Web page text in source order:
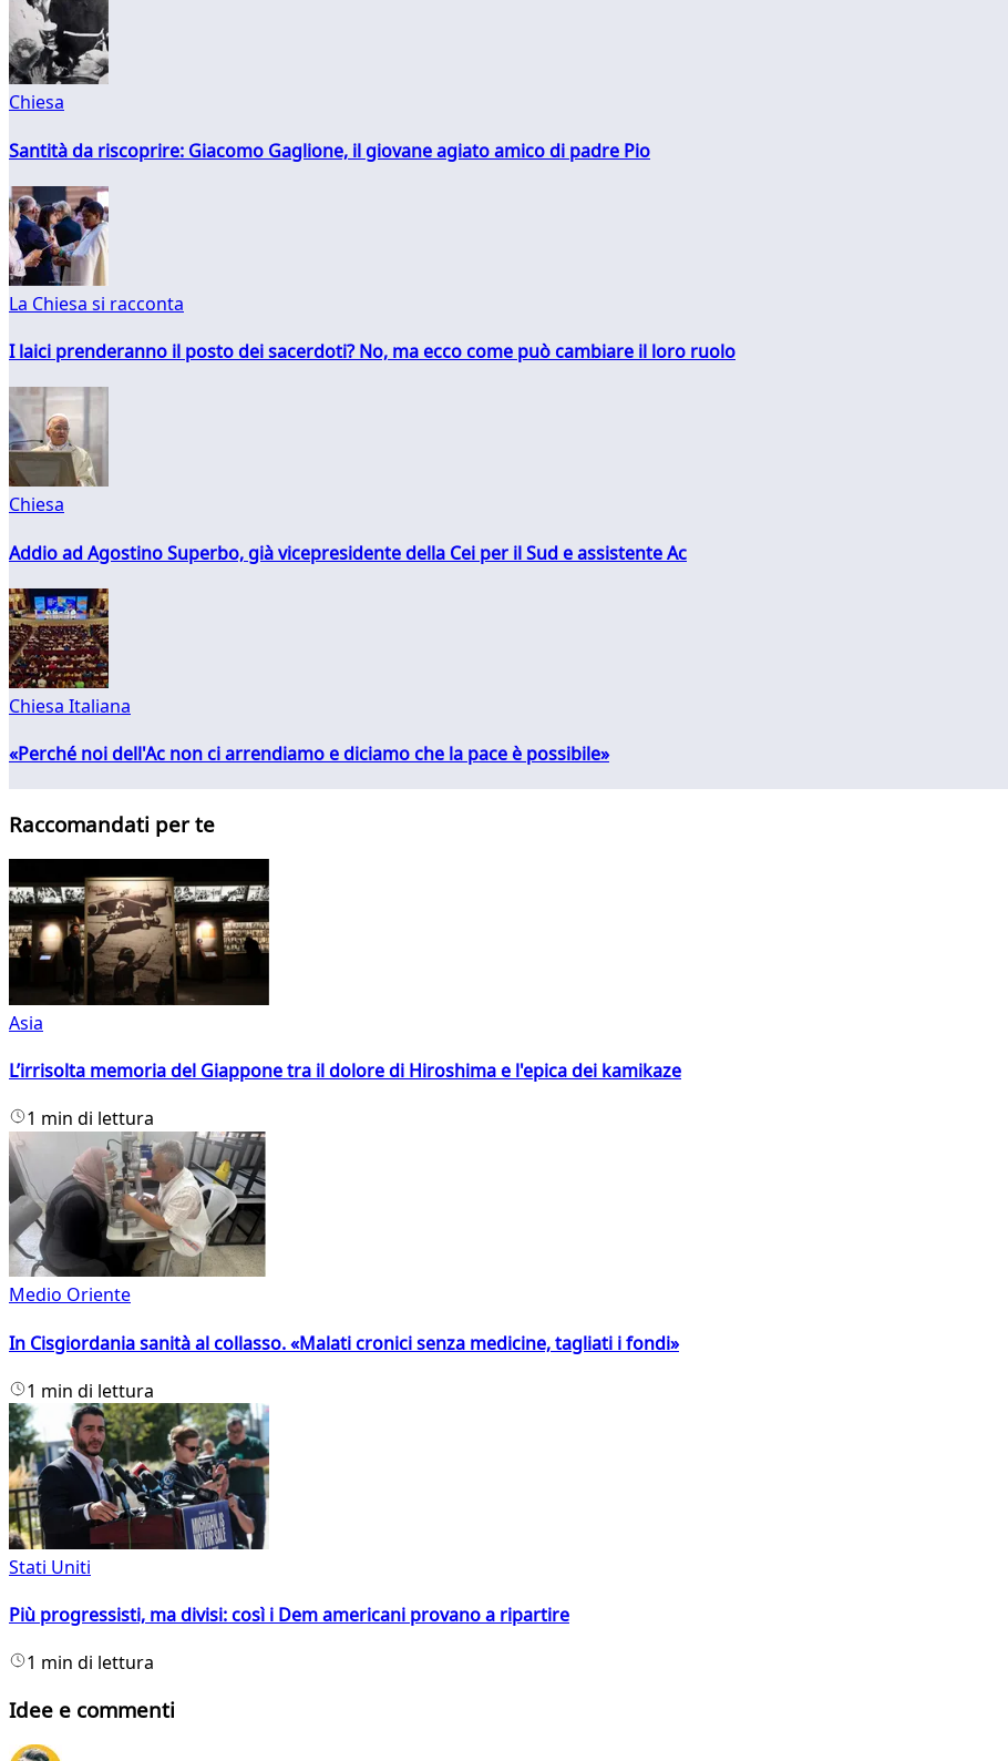
Chiesa
Santità da riscoprire: Giacomo Gaglione, il giovane agiato amico di padre Pio
La Chiesa si racconta
I laici prenderanno il posto dei sacerdoti? No, ma ecco come può cambiare il loro ruolo
Chiesa
Addio ad Agostino Superbo, già vicepresidente della Cei per il Sud e assistente Ac
Chiesa Italiana
«Perché noi dell'Ac non ci arrendiamo e diciamo che la pace è possibile»
Raccomandati per te
Asia
L’irrisolta memoria del Giappone tra il dolore di Hiroshima e l'epica dei kamikaze
1 min di lettura
Medio Oriente
In Cisgiordania sanità al collasso. «Malati cronici senza medicine, tagliati i fondi»
1 min di lettura
Stati Uniti
Più progressisti, ma divisi: così i Dem americani provano a ripartire
1 min di lettura
Idee e commenti